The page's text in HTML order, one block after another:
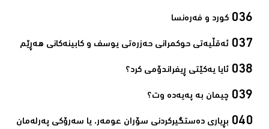
کورد و فەرەنسا‌
ئەقڵیەتی حوکمرانی حەزرەتی یوسف و کابینەکانی ھەڕێم‌
ئایا یەكێتی ڕیفراندۆمی كرد؟‌
چیمان به‌ پەیەدە وت؟‌
بڕیاری دەستگیرکردنی سۆران عومەر، یا سەرۆکی پەرلەمان‌